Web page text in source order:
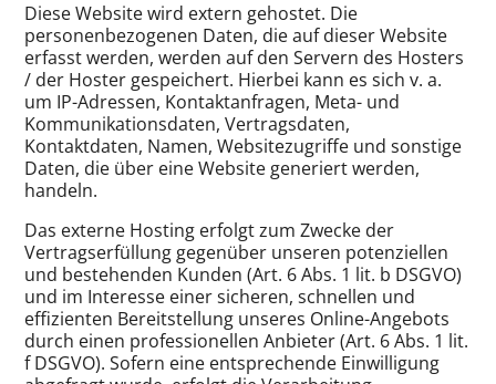
Diese Website wird extern gehostet. Die
personenbezogenen Daten, die auf dieser Website
erfasst werden, werden auf den Servern des Hosters
/ der Hoster gespeichert. Hierbei kann es sich v. a.
um IP-Adressen, Kontaktanfragen, Meta- und
Kommunikationsdaten, Vertragsdaten,
Kontaktdaten, Namen, Websitezugriffe und sonstige
Daten, die über eine Website generiert werden,
handeln.
Das externe Hosting erfolgt zum Zwecke der
Vertragserfüllung gegenüber unseren potenziellen
und bestehenden Kunden (Art. 6 Abs. 1 lit. b DSGVO)
und im Interesse einer sicheren, schnellen und
effizienten Bereitstellung unseres Online-Angebots
durch einen professionellen Anbieter (Art. 6 Abs. 1 lit.
f DSGVO). Sofern eine entsprechende Einwilligung